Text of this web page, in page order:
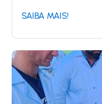
SAIBA MAIS!